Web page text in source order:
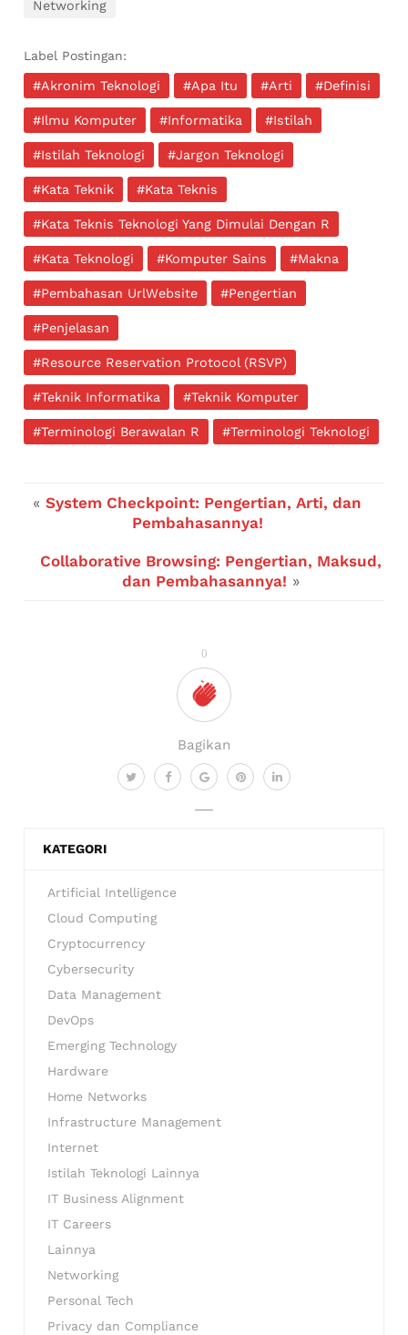
0
Bagikan
Networking
Label Postingan:
#Akronim Teknologi #Apa Itu #Arti #Definisi
#Ilmu Komputer #Informatika #Istilah
#Istilah Teknologi #Jargon Teknologi
#Kata Teknik #Kata Teknis
#Kata Teknis Teknologi Yang Dimulai Dengan R
#Kata Teknologi #Komputer Sains #Makna
#Pembahasan UrlWebsite #Pengertian
#Penjelasan
#Resource Reservation Protocol (RSVP)
#Teknik Informatika #Teknik Komputer
#Terminologi Berawalan R #Terminologi Teknologi
« System Checkpoint: Pengertian, Arti, dan
Pembahasannya!
Collaborative Browsing: Pengertian, Maksud,
dan Pembahasannya! »
KATEGORI
Artificial Intelligence
Cloud Computing
Cryptocurrency
Cybersecurity
Data Management
DevOps
Emerging Technology
Hardware
Home Networks
Infrastructure Management
Internet
Istilah Teknologi Lainnya
IT Business Alignment
IT Careers
Lainnya
Networking
Personal Tech
Privacy dan Compliance